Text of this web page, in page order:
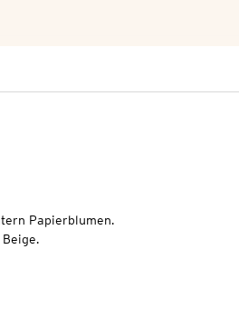
Papierblumen.